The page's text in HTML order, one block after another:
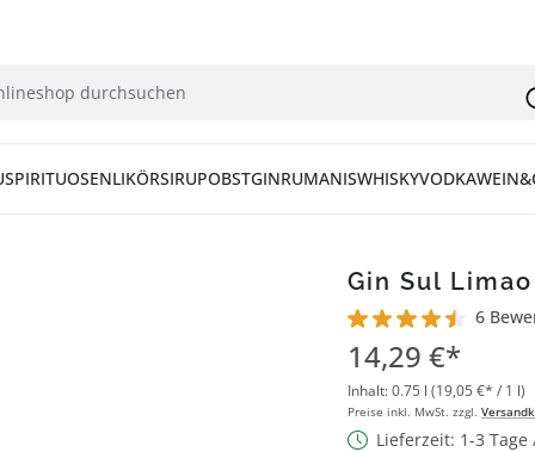
SPIRITUOSENLIKÖRSIRUPOBSTGINRUMANISWHISKYVODKA
Gin Sul
Durchschnittliche
6
14,29 €*
Inhalt:0.75 l (19,05 €* / 1 l)
Preise inkl. MwSt. zzgl.
Lieferzeit: 1-3